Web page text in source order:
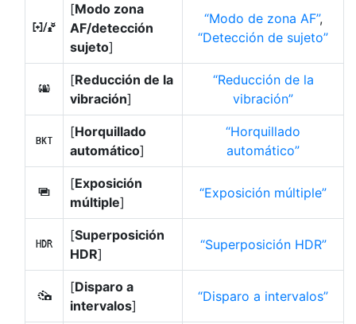
7
[Modo zona
AF/detección
sujeto]
Modo de zona AF ,
Detección de sujeto
u
[Reducción de la
vibración]
Reducción de la
vibración
t
[Horquillado
automático]
Horquillado
automático
$
[Exposición
múltiple]
Exposición múltiple
2
[Superposición
HDR]
Superposición HDR
7
[Disparo a
intervalos]
Disparo a intervalos